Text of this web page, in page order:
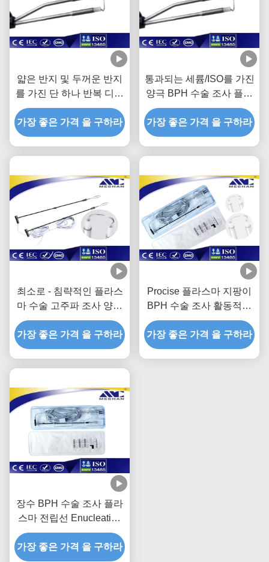
얇은 반지 및 두꺼운 반지
를 가진 단 하나 반복 디자
인 BPH 수술 플라스마 조
사
가장 좋은 가격 을 구하라
통과되는 세륨/ISO를 가진
양극 BPH 수술 조사 플라
스마 활동적인 절단
가장 좋은 가격 을 구하라
최소로 - 침략적인 플라스
마 수술 고주파 조사 양극
TURP
가장 좋은 가격 을 구하라
Procise 플라스마 지팡이
BPH 수술 조사 활동적인
플라스마 양극 TURP
가장 좋은 가격 을 구하라
장수 BPH 수술 조사 플라
스마 전립선 Enucleation
286mm 갱구 길이
가장 좋은 가격 을 구하라